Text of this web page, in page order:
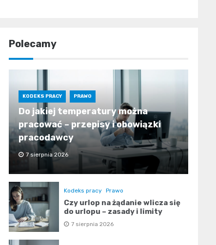
Polecamy
KODEKS PRACY PRAWO
Do jakiej temperatury można
pracować – przepisy i obowiązki
pracodawcy
7 sierpnia 2026
Kodeks pracy Prawo
Czy urlop na żądanie wlicza się
do urlopu – zasady i limity
7 sierpnia 2026